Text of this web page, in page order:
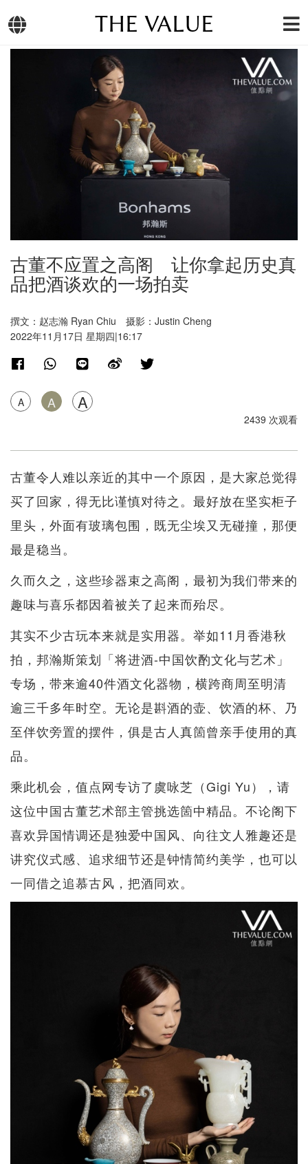
THE VALUE
古董不应置之高阁 让你拿起历史真
品把酒谈欢的一场拍卖
撰文：赵志瀚 Ryan Chiu 摄影：Justin Cheng
2022年11月17日 星期四|16:17
A A A
2439 次观看
古董令人难以亲近的其中一个原因，是大家总觉得
买了回家，得无比谨慎对待之。最好放在坚实柜子
里头，外面有玻璃包围，既无尘埃又无碰撞，那便
最是稳当。
久而久之，这些珍器束之高阁，最初为我们带来的
趣味与喜乐都因着被关了起来而殆尽。
其实不少古玩本来就是实用器。举如11月香港秋
拍，邦瀚斯策划「将进酒-中国饮酌文化与艺术」
专场，带来逾40件酒文化器物，横跨商周至明清
逾三千多年时空。无论是斟酒的壶、饮酒的杯、乃
至伴饮旁置的摆件，俱是古人真箇曾亲手使用的真
品。
乘此机会，值点网专访了虞咏芝（Gigi Yu），请
这位中国古董艺术部主管挑选箇中精品。不论阁下
喜欢异国情调还是独爱中国风、向往文人雅趣还是
讲究仪式感、追求细节还是钟情简约美学，也可以
一同借之追慕古风，把酒同欢。